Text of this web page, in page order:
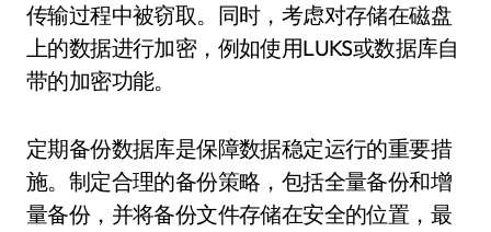
传输过程中被窃取。同时，考虑对存储在磁盘
上的数据进行加密，例如使用LUKS或数据库自
带的加密功能。
定期备份数据库是保障数据稳定运行的重要措
施。制定合理的备份策略，包括全量备份和增
量备份，并将备份文件存储在安全的位置，最